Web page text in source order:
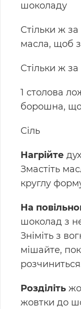
шоколаду
Стільки ж
масла, щоб
Стільки ж
1 столова
борошна,
Сіль
Нагрійте
Змастіть
круглу
На
шоколад з
Зніміть з
мішайте,
Розділіть
жовтки до